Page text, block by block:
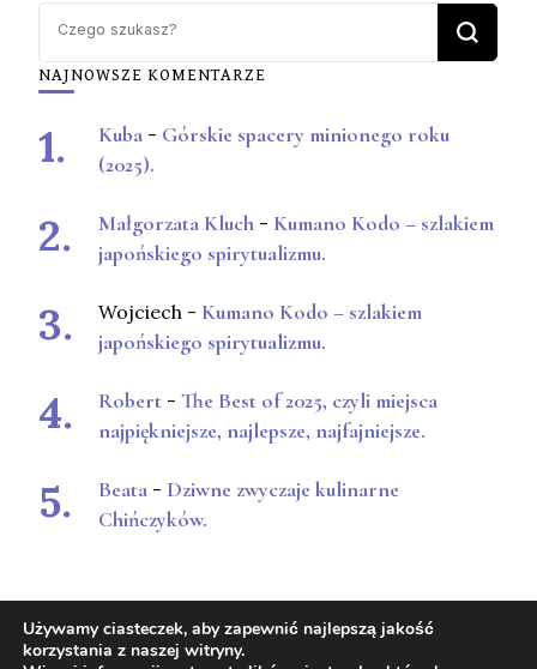
NAJNOWSZE KOMENTARZE
Kuba - Górskie spacery minionego roku
(2025).
Małgorzata Kluch - Kumano Kodo – szlakiem
japońskiego spirytualizmu.
Wojciech - Kumano Kodo – szlakiem
japońskiego spirytualizmu.
Robert - The Best of 2025, czyli miejsca
najpiękniejsze, najlepsze, najfajniejsze.
Beata - Dziwne zwyczaje kulinarne
Chińczyków.
Używamy ciasteczek, aby zapewnić najlepszą jakość
korzystania z naszej witryny.